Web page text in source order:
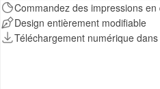
Commandez des impressions
Design entièrement modifiable
Téléchargement numérique